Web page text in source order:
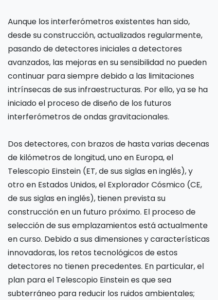
Aunque los interferómetros existentes han sido,
desde su construcción, actualizados regularmente,
pasando de detectores iniciales a detectores
avanzados, las mejoras en su sensibilidad no pueden
continuar para siempre debido a las limitaciones
intrínsecas de sus infraestructuras. Por ello, ya se ha
iniciado el proceso de diseño de los futuros
interferómetros de ondas gravitacionales.
Dos detectores, con brazos de hasta varias decenas
de kilómetros de longitud, uno en Europa, el
Telescopio Einstein (ET, de sus siglas en inglés), y
otro en Estados Unidos, el Explorador Cósmico (CE,
de sus siglas en inglés), tienen prevista su
construcción en un futuro próximo. El proceso de
selección de sus emplazamientos está actualmente
en curso. Debido a sus dimensiones y características
innovadoras, los retos tecnológicos de estos
detectores no tienen precedentes. En particular, el
plan para el Telescopio Einstein es que sea
subterráneo para reducir los ruidos ambientales;